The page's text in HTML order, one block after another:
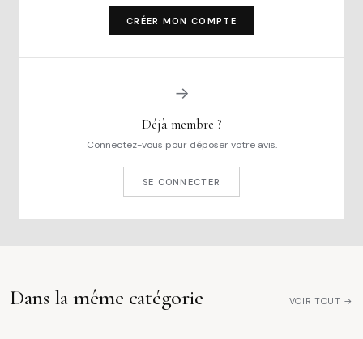
CRÉER MON COMPTE
→
Déjà membre ?
Connectez-vous pour déposer votre avis.
SE CONNECTER
Dans la même catégorie VOIR TOUT →